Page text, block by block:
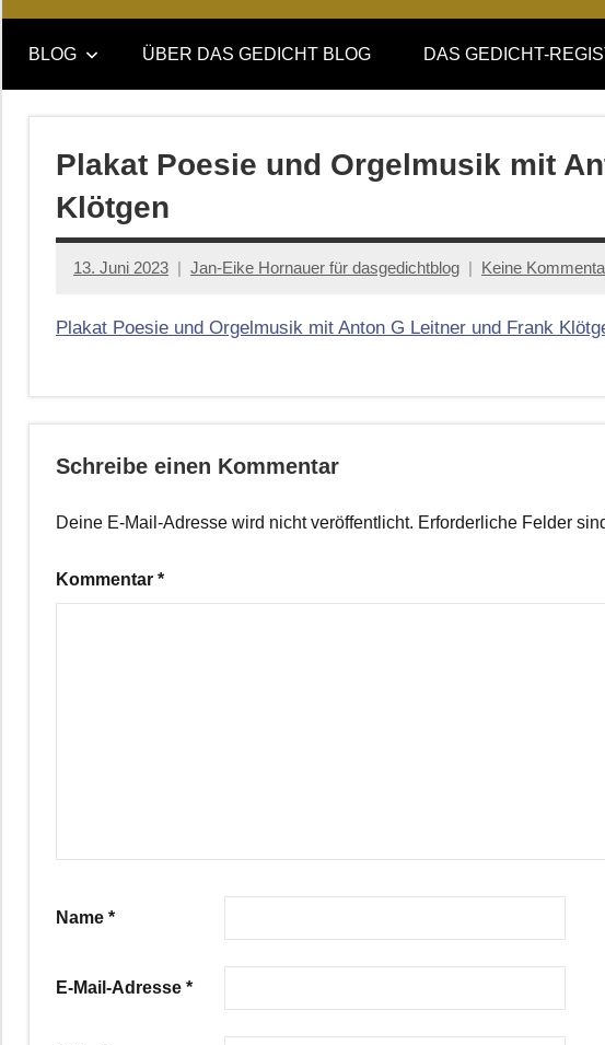
DAS
GEDICHT
blog
DAS
GEDICHT.
Zeitschrift
BLOG ÜBER DAS GEDICHT BLOG DAS GEDICHT-
Plakat Poesie und Orgelmusik mit
Klötgen
13. Juni 2023 Jan-Eike Hornauer für dasgedichtblog Keine
Plakat Poesie und Orgelmusik mit Anton G Leitner und Frank
Schreibe einen Kommentar
Deine E-Mail-Adresse wird nicht veröffentlicht. Erforderliche Felder
Kommentar *
Name *
E-Mail-Adresse *